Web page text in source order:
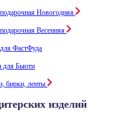
Новогодняя
Весенняя
ФастФуда
для Бьюти
бирки, ленты
изделий